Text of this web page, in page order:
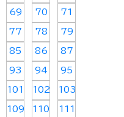
69 70 71
77 78 79
85 86 87
93 94 95
101 102 103
109 110 111